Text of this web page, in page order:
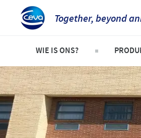
Together, beyond
WIE IS ONS?
Ceva Suid-Afrika
Maatskappy oorsig
Ceva kontak besonderhede
Beeste